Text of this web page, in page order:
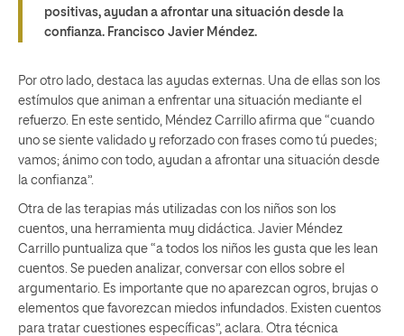
positivas, ayudan a afrontar una situación desde la
confianza. Francisco Javier Méndez.
Por otro lado, destaca las ayudas externas. Una de ellas son los
estímulos que animan a enfrentar una situación mediante el
refuerzo. En este sentido, Méndez Carrillo afirma que “cuando
uno se siente validado y reforzado con frases como tú puedes;
vamos; ánimo con todo, ayudan a afrontar una situación desde
la confianza”.
Otra de las terapias más utilizadas con los niños son los
cuentos, una herramienta muy didáctica. Javier Méndez
Carrillo puntualiza que “a todos los niños les gusta que les lean
cuentos. Se pueden analizar, conversar con ellos sobre el
argumentario. Es importante que no aparezcan ogros, brujas o
elementos que favorezcan miedos infundados. Existen cuentos
para tratar cuestiones específicas”, aclara. Otra técnica